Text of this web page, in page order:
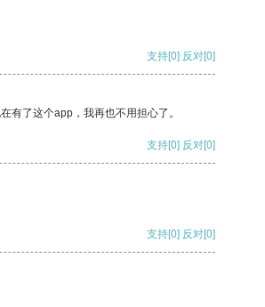
支持[0] 反对[0]
有了这个app，我再也不用担心了。
支持[0] 反对[0]
支持[0] 反对[0]